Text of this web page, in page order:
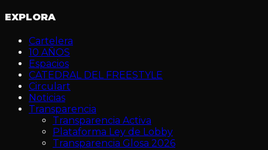
EXPLORA
Cartelera
10 AÑOS
Espacios
CATEDRAL DEL FREESTYLE
Circulart
Noticias
Transparencia
Transparencia Activa
Plataforma Ley de Lobby
Transparencia Glosa 2026